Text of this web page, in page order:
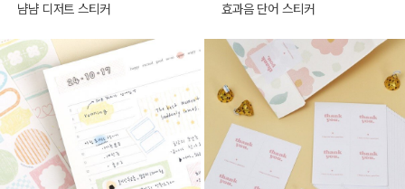
냠냠 디저트 스티커 효과음 단어 스티커